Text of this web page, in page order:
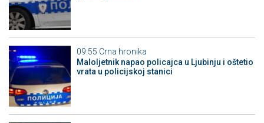
09:55 Crna hronika
Maloljetnik napao policajca u Ljubinju i oštetio
vrata u policijskoj stanici